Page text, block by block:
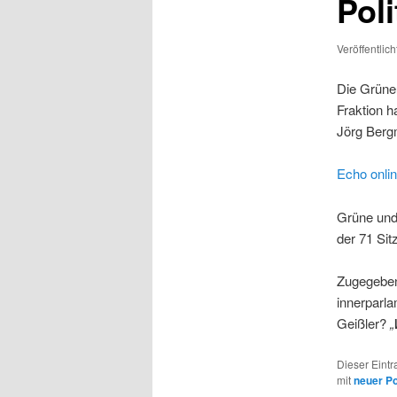
Die
Fraktion
Jörg
Echo
Grüne
der 71
Geißler?
Dieser
mitneuer